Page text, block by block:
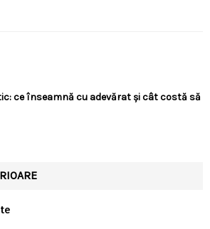
ce înseamnă cu adevărat și cât costă să